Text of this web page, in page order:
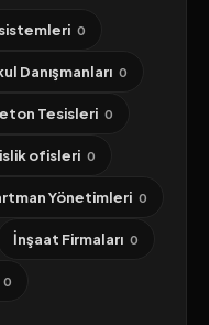
0
Danışmanları 0
Tesisleri 0
ofisleri 0
Yönetimleri 0
İnşaat Firmaları 0
0